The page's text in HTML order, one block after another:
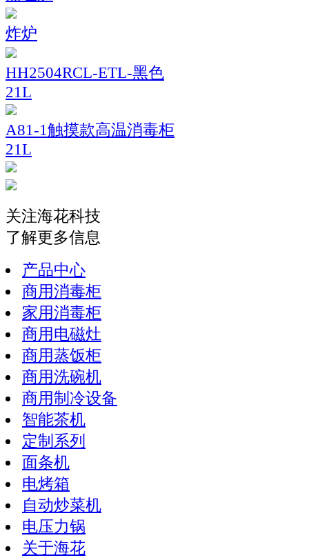
炸炉
HH2504RCL-ETL-黑色
21L
A81-1触摸款高温消毒柜
21L
关注海花科技
了解更多信息
产品中心
商用消毒柜
家用消毒柜
商用电磁灶
商用蒸饭柜
商用洗碗机
商用制冷设备
智能茶机
定制系列
面条机
电烤箱
自动炒菜机
电压力锅
关于海花